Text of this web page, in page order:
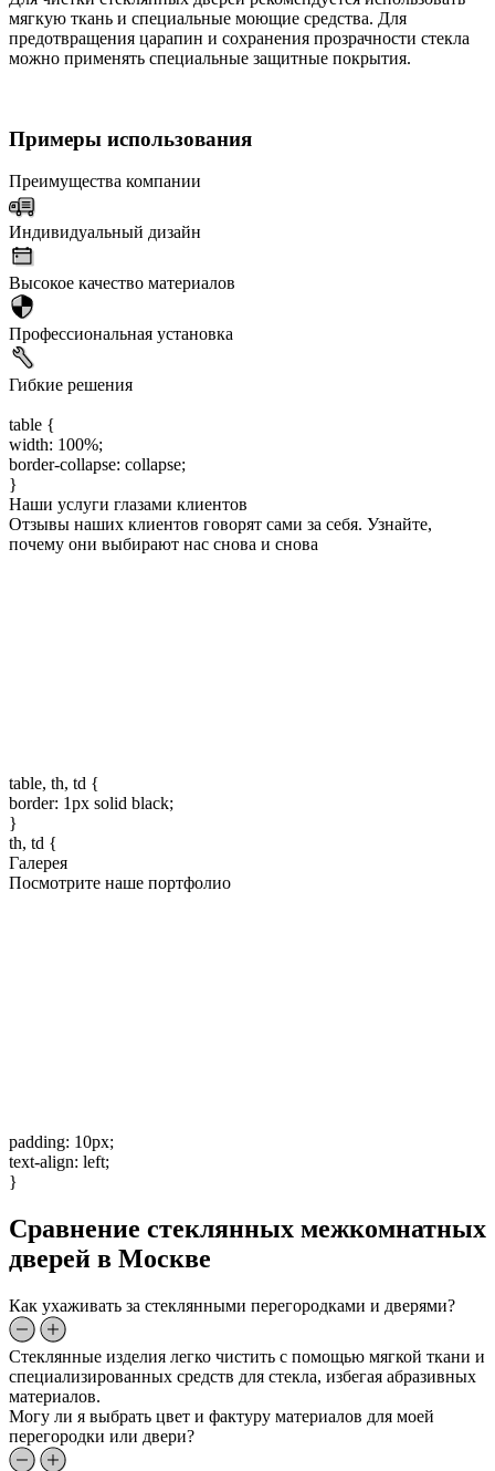
мягкую ткань и специальные моющие средства. Для
предотвращения царапин и сохранения прозрачности стекла
можно применять специальные защитные покрытия.
Примеры использования
Преимущества компании
Индивидуальный дизайн
Высокое качество материалов
Профессиональная установка
Гибкие решения
table {
width: 100%;
border-collapse: collapse;
}
Наши услуги глазами клиентов
Отзывы наших клиентов говорят сами за себя. Узнайте,
почему они выбирают нас снова и снова
table, th, td {
border: 1px solid black;
}
th, td {
Галерея
Посмотрите наше портфолио
padding: 10px;
text-align: left;
}
Сравнение стеклянных межкомнатных
дверей в Москве
Как ухаживать за стеклянными перегородками и дверями?
Стеклянные изделия легко чистить с помощью мягкой ткани и
специализированных средств для стекла, избегая абразивных
материалов.
Могу ли я выбрать цвет и фактуру материалов для моей
перегородки или двери?